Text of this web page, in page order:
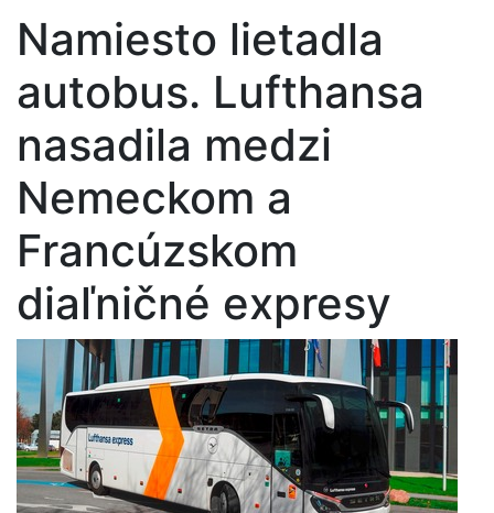
Namiesto lietadla
autobus. Lufthansa
nasadila medzi
Nemeckom a
Francúzskom
diaľničné expresy